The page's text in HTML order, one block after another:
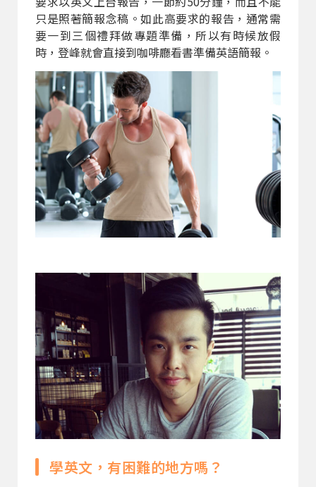
只是照著簡報念稿。如此高要求的報告，通常需
要一到三個禮拜做專題準備，所以有時候放假
時，登峰就會直接到咖啡廳看書準備英語簡報。
學英文，有困難的地方嗎？